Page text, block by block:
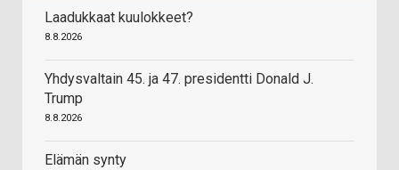
Laadukkaat kuulokkeet?
8.8.2026
Yhdysvaltain 45. ja 47. presidentti Donald J.
Trump
8.8.2026
Elämän synty